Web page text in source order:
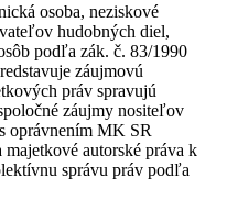
osoba, neziskové
hudobných diel,
podľa zák. č. 83/1990
záujmovú
práv spravujú
záujmy nositeľov
oprávnením MK SR
autorské práva k
správu práv podľa